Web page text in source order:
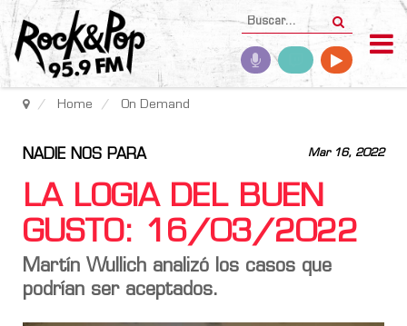
Home On Demand
Mar 16, 2022
NADIE NOS PARA
LA LOGIA DEL BUEN
GUSTO: 16/03/2022
Martín Wullich analizó los casos que
podrían ser aceptados.